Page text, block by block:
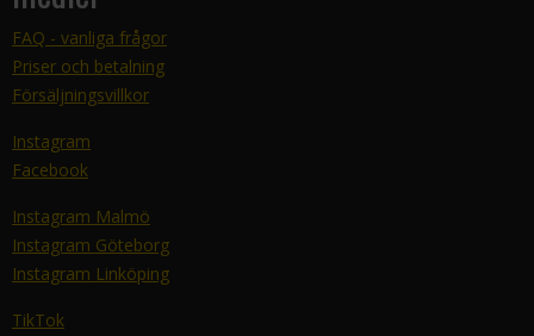
FAQ - vanliga frågor
Priser och betalning
Försäljningsvillkor
Instagram
Facebook
Instagram Malmö
Instagram Göteborg
Instagram Linköping
TikTok